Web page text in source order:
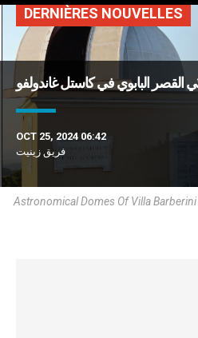
DERNIÈRES NOUVELLES
القصر البابوي في كاستل غاندولفو
OCT 25, 2024 06:42
فريق زينيت
Astronomical Domes Of Villa